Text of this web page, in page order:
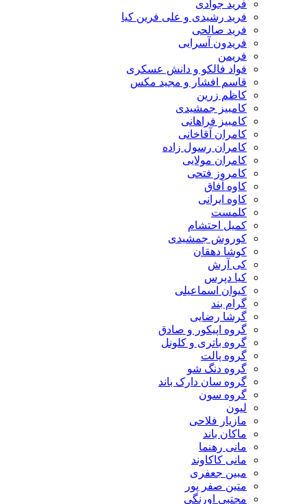
فرید جوادی
فرید رشیدی و علی فرین کیا
فرید صالحی
فریدون آسرایی
فریمن
فواد فالکو و دانش عسکری
قاسم افشار و مجید مکس
کاظم زرین
کامبیز جمشیدی
کامبیز فراهانی
کامران آقاخانی
کامران رسول زاده
کامران مولایی
کامروز فتحی
کاوه آفاق
کاوه ایرانی
کلمست
کمیل احتشام
کوروش جمشیدی
کوشا دهقان
کی آرش
کیا دپرس
کیوان اسماعیلی
گرام بند
گرشا رضایی
گروه اپیکور و صادق
گروه باتری و کلونل
گروه پالت
گروه دنگ شو
گروه سان دارک باند
گروه سون
لیون
مازیار فلاحی
ماکان باند
مانی رهنما
مانی کاکاوند
مبین جعفری
متین صفر پور
مجتبی اورنگی